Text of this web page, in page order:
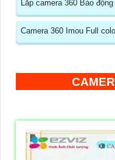
Lắp camera 360 Báo
Camera 360 Imou Full